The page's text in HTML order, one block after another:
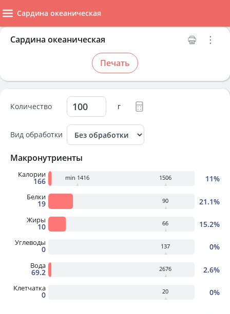
Сардина океаническая
Сардина океаническая
Печать
Количество г
Вид обработки
Макронутриенты
Калории
166 min 1416 1506 11%
Белки
19 90 21.1%
Жиры
10 66 15.2%
Углеводы
0 137 0%
Вода
69.2 2676 2.6%
Клетчатка
0 20 0%